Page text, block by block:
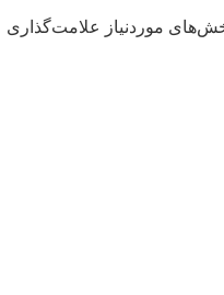
موردنیاز علامت‌گذاری